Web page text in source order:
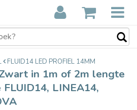
Zwart in 1m of 2m
profiel type FLUID14,
en NOVA
FLUID14 LED PROFIEL 14MM
in 1m of 2m lengte
LINEA14,